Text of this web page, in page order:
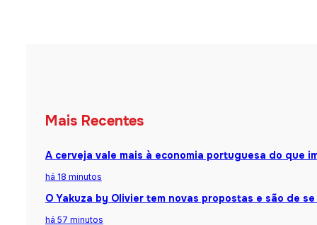
Mais Recentes
A cerveja vale mais à economia portuguesa do que
há 18 minutos
O Yakuza by Olivier tem novas propostas e são de
há 57 minutos